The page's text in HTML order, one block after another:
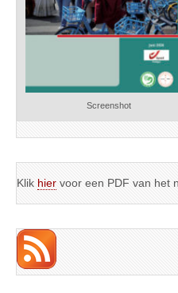
Screenshot
Klik hier voor een PDF van het